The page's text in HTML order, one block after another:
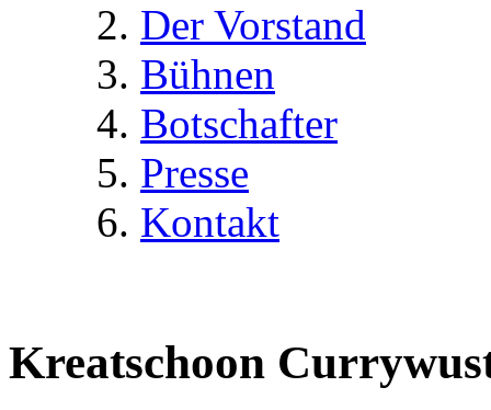
Der Vorstand
Bühnen
Botschafter
Presse
Kontakt
Kreatschoon